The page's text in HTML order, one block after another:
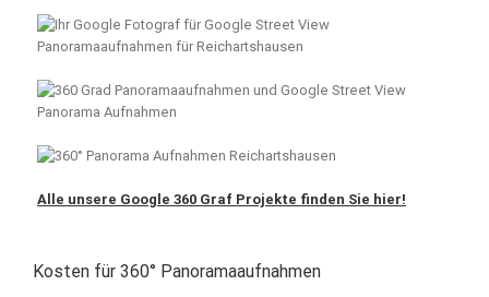
Alle unsere Google 360 Graf Projekte finden Sie hier!
Kosten für 360° Panoramaaufnahmen